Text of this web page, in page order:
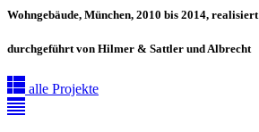
Wohngebäude, München, 2010 bis 2014, realisiert
durchgeführt von Hilmer & Sattler und Albrecht
alle Projekte